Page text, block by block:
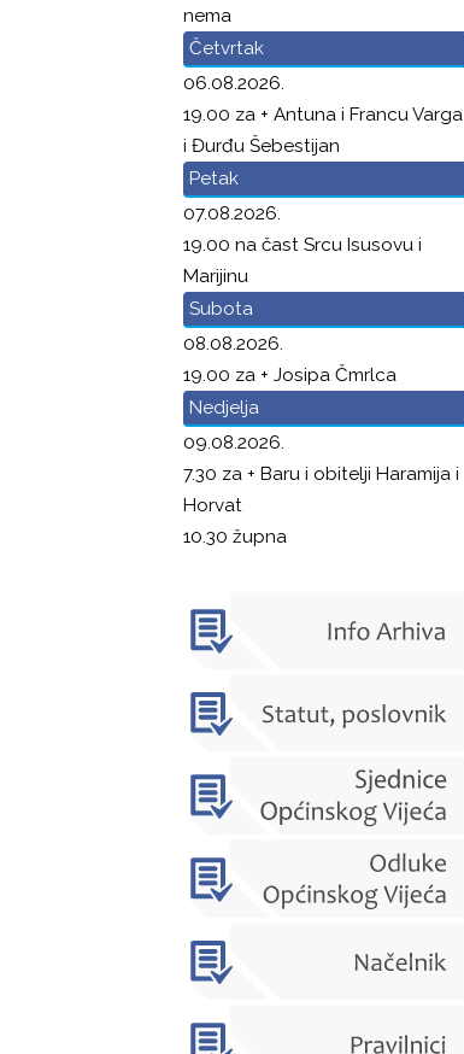
nema
Četvrtak
06.08.2026.
19.00 za + Antuna i Francu Varga
i Đurđu Šebestijan
Petak
07.08.2026.
19.00 na čast Srcu Isusovu i
Marijinu
Subota
08.08.2026.
19.00 za + Josipa Čmrlca
Nedjelja
09.08.2026.
7.30 za + Baru i obitelji Haramija i
Horvat
10.30 župna